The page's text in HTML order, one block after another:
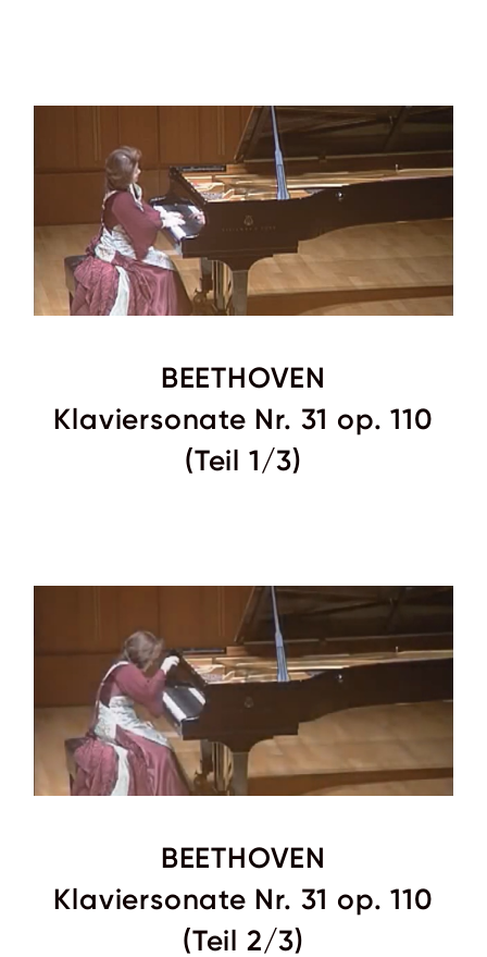
BEETHOVEN
Klaviersonate Nr. 31 op. 110
(Teil 1/3)
BEETHOVEN
Klaviersonate Nr. 31 op. 110
(Teil 2/3)